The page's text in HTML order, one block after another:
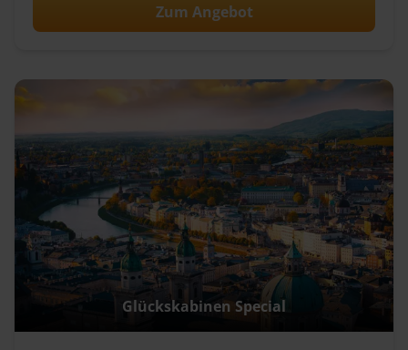
Zum Angebot
Glückskabinen Special